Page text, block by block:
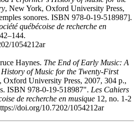
, New York, Oxford University Press,
sonores. ISBN 978-0-19-518987].
québécoise de recherche en
1054212ar
Haynes. The End of Early Music: A
of Music for the Twenty-First
Oxford University Press, 2007, 304 p.,
ISBN 978-0-19-518987". Les Cahiers
de recherche en musique 12, no. 1-2
doi.org/10.7202/1054212ar